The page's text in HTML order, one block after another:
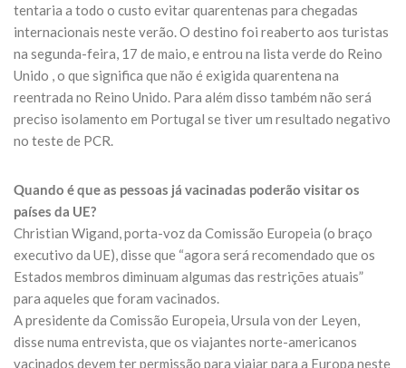
tentaria a todo o custo evitar quarentenas para chegadas
internacionais neste verão. O destino foi reaberto aos turistas
na segunda-feira, 17 de maio, e entrou na lista verde do Reino
Unido , o que significa que não é exigida quarentena na
reentrada no Reino Unido. Para além disso também não será
preciso isolamento em Portugal se tiver um resultado negativo
no teste de PCR.
Quando é que as pessoas já vacinadas poderão visitar os
países da UE?
Christian Wigand, porta-voz da Comissão Europeia (o braço
executivo da UE), disse que “agora será recomendado que os
Estados membros diminuam algumas das restrições atuais”
para aqueles que foram vacinados.
A presidente da Comissão Europeia, Ursula von der Leyen,
disse numa entrevista, que os viajantes norte-americanos
vacinados devem ter permissão para viajar para a Europa neste